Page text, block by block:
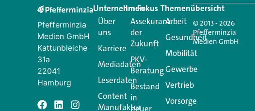
Pfefferminzia
Medien GmbH
Kattunbleiche
31a
22041
Hamburg
Unternehmen
Über
uns
Karriere
Mediadaten
Leserdaten
Content
Manufaktur
Im Fokus
Assekuranz
der
Zukunft
PKV-
Beratung
Bestand
in
neuer
Themenübersicht
Arbeit
Gesundheit
Mobilität
Gewerbe
Vertrieb
Vorsorge
© 2013 - 2026
Pfefferminzia
Medien GmbH